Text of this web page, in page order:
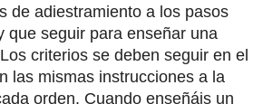
de adiestramiento a los pasos
que seguir para enseñar una
criterios se deben seguir en el
las mismas instrucciones a la
orden. Cuando enseñáis un